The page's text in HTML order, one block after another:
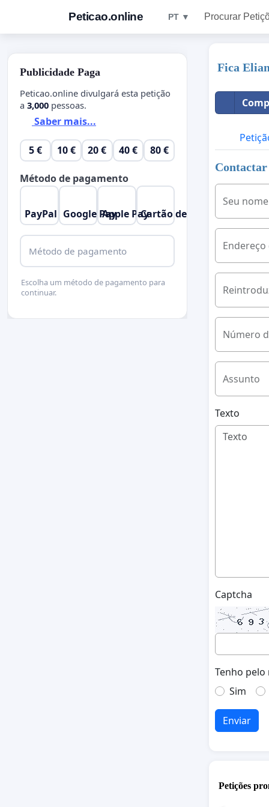
Peticao.online PT ▼ Procurar
Fica
Seu nome
Endereço
Número
Assunto
Texto
Captcha
Tenho pelo
Sim
Enviar
Petições
Publicidade Paga
Peticao.online divulgará esta petição
a 3,000 pessoas.
Saber mais...
5 € 10 € 20 € 40 € 80 €
Método de pagamento
PayPal Google PayApple PayCartão de Crédito
Método de pagamento
Escolha um método de pagamento para
continuar.